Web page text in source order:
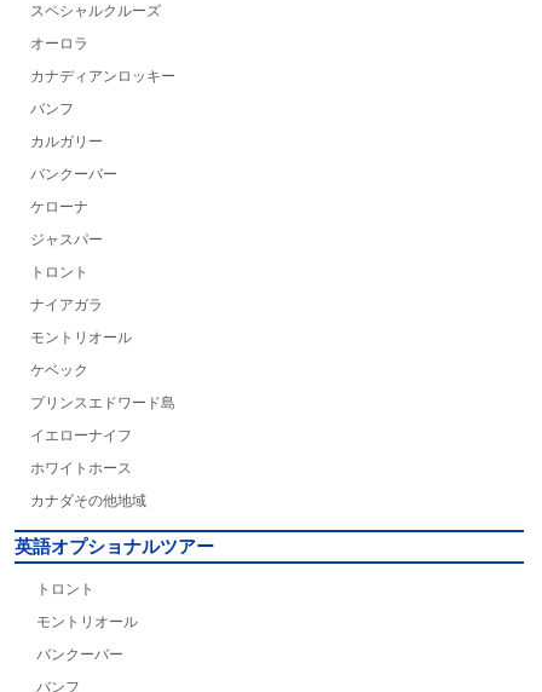
スペシャルクルーズ
オーロラ
カナディアンロッキー
バンフ
カルガリー
バンクーバー
ケローナ
ジャスパー
トロント
ナイアガラ
モントリオール
ケベック
プリンスエドワード島
イエローナイフ
ホワイトホース
カナダその他地域
英語オプショナルツアー
トロント
モントリオール
バンクーバー
バンフ